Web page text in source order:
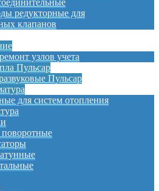
редукторные для
клапанов
узлов учета
Пульсар
Пульсар
для систем отопления